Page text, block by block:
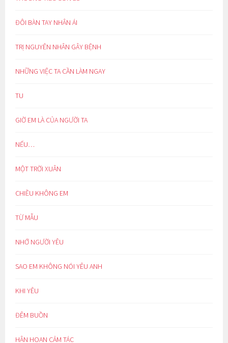
ĐÔI BÀN TAY NHÂN ÁI
TRỊ NGUYÊN NHÂN GÂY BỆNH
NHỮNG VIỆC TA CẦN LÀM NGAY
TU
GIỜ EM LÀ CỦA NGƯỜI TA
NẾU…
MỘT TRỜI XUÂN
CHIỀU KHÔNG EM
TỪ MẪU
NHỚ NGƯỜI YÊU
SAO EM KHÔNG NÓI YÊU ANH
KHI YÊU
ĐÊM BUỒN
HÂN HOAN CẢM TÁC